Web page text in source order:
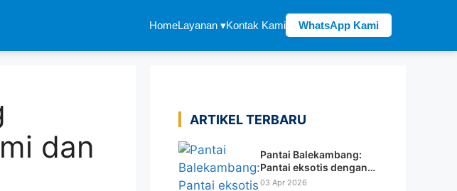
HomeLayanan ▾Kontak Kami WhatsApp Kami
dan
ARTIKEL TERBARU
Pantai Balekambang:
Pantai eksotis dengan
pura di atas batu karang
03 Apr 2026